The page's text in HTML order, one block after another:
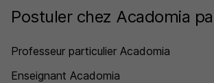
Postuler chez Acadomia
Professeur particulier Acadomia
Enseignant Acadomia